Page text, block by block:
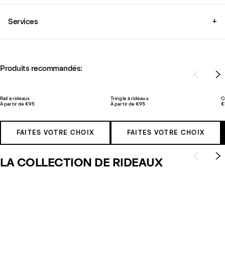
Services +
Produits recommandés:
Rail à rideaux
À partir de €95
FAITES VOTRE CHOIX
Tringle à rideaux
À partir de €95
FAITES VOTRE CHOIX
LA COLLECTION DE RIDEAUX